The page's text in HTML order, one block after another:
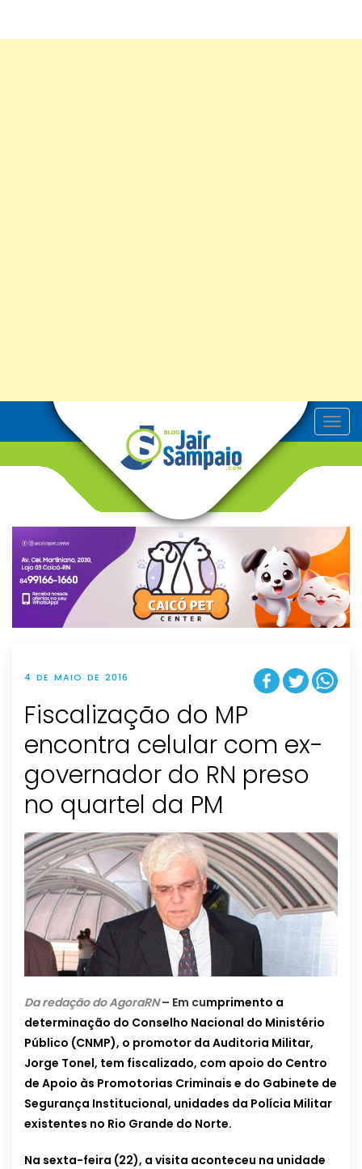
T
o
v
g
t
i
o
n
4 DE MAIO DE 2016
Fiscalização do MP
encontra celular com ex-
governador do RN preso
no quartel da PM
Da redação do AgoraRN – Em cumprimento a
determinação do Conselho Nacional do Ministério
Público (CNMP), o promotor da Auditoria Militar,
Jorge Tonel, tem fiscalizado, com apoio do Centro
de Apoio às Promotorias Criminais e do Gabinete de
Segurança Institucional, unidades da Polícia Militar
existentes no Rio Grande do Norte.
Na sexta-feira (22), a visita aconteceu na unidade